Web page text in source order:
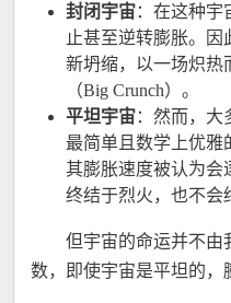
封闭宇宙：在这种宇
止甚至逆转膨胀。
新坍缩，以一场炽
（Big Crunch）。
平坦宇宙：然而，大
最简单且数学上优雅
其膨胀速度被认为会
终结于烈火，也不会
但宇宙的命运并不由
数，即使宇宙是平坦的，